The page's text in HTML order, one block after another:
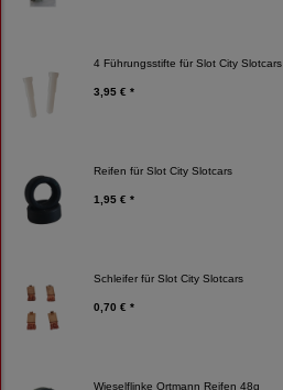
4 Führungsstifte für Slot City Slotcars
3,95 € *
Reifen für Slot City Slotcars
1,95 € *
Schleifer für Slot City Slotcars
0,70 € *
Wieselflinke Ortmann Reifen 48g